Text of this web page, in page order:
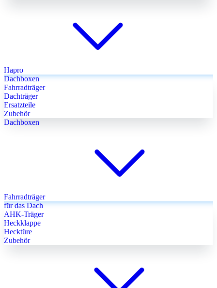
Hapro
Dachboxen
Fahrradträger
Dachträger
Ersatzteile
Zubehör
Dachboxen
Fahrradträger
für das Dach
AHK-Träger
Heckklappe
Hecktüre
Zubehör